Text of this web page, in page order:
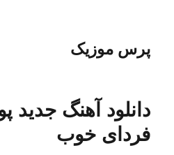
پرس موزیک
دانلود آهنگ جدید
فردای خوب